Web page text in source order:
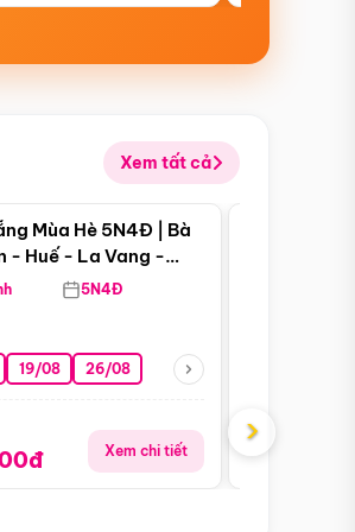
Xem tất cả
09/09 12/09
Điểm nổi bật
Mùa Hè 5N4Đ | Bà
- Huế - La Vang -
Đường 5N4Đ
19/08 26/08
Xem chi tiết
Giá từ:
›